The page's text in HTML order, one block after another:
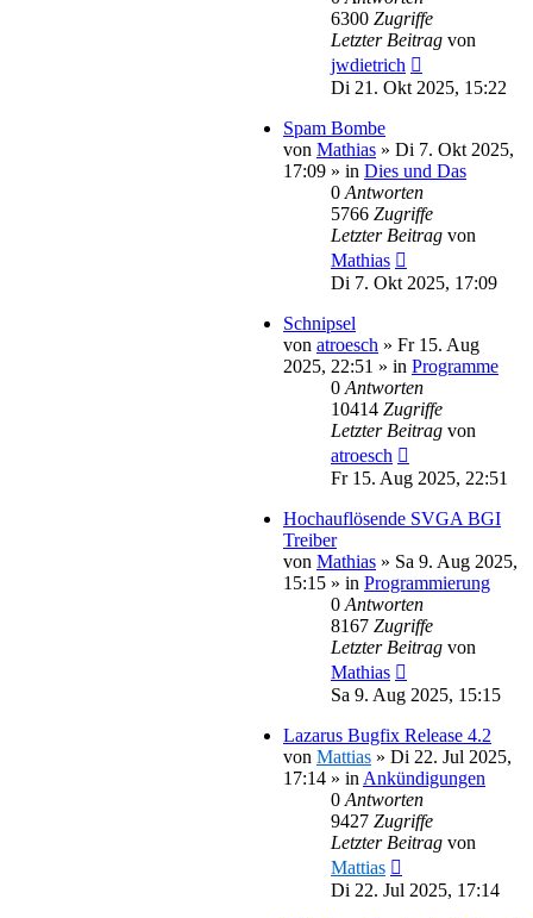
6300 Zugriffe
Letzter Beitrag von
jwdietrich
Di 21. Okt 2025, 15:22
Spam Bombe
von Mathias » Di 7. Okt 2025,
17:09 » in Dies und Das
0 Antworten
5766 Zugriffe
Letzter Beitrag von
Mathias
Di 7. Okt 2025, 17:09
Schnipsel
von atroesch » Fr 15. Aug
2025, 22:51 » in Programme
0 Antworten
10414 Zugriffe
Letzter Beitrag von
atroesch
Fr 15. Aug 2025, 22:51
Hochauflösende SVGA BGI
Treiber
von Mathias » Sa 9. Aug 2025,
15:15 » in Programmierung
0 Antworten
8167 Zugriffe
Letzter Beitrag von
Mathias
Sa 9. Aug 2025, 15:15
Lazarus Bugfix Release 4.2
von Mattias » Di 22. Jul 2025,
17:14 » in Ankündigungen
0 Antworten
9427 Zugriffe
Letzter Beitrag von
Mattias
Di 22. Jul 2025, 17:14